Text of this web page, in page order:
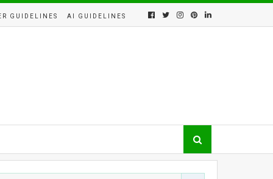
GUIDELINES AI GUIDELINES